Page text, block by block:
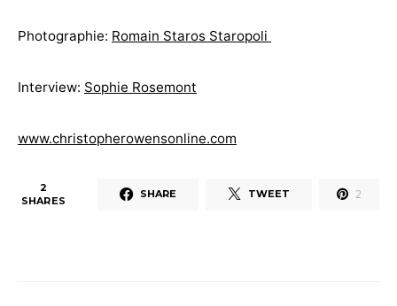
Photographie: Romain Staros Staropoli
Interview: Sophie Rosemont
www.christopherowensonline.com
2
SHARES
SHARE TWEET 2